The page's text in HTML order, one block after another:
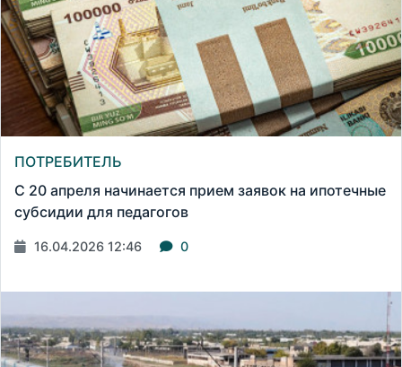
ПОТРЕБИТЕЛЬ
С 20 апреля начинается прием заявок на ипотечные
субсидии для педагогов
16.04.2026 12:46 0